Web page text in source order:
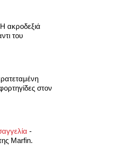
Η ακροδεξιά
του
στον
-
Marfin.